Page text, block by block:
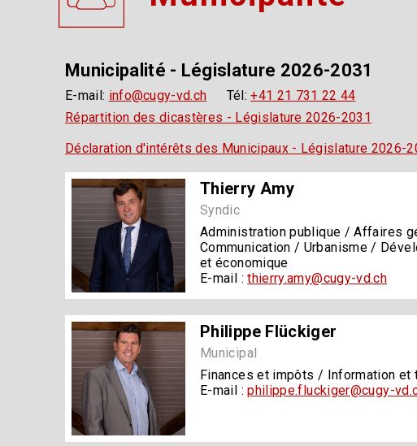
Municipalité - Législature 2026-2031
E-mail: info@cugy-vd.ch Tél:+41 21 731 22 44
Répartition des dicastères - Législature 2026-2031
Déclaration d'intérêts des Municipaux - Législature 2026-
Thierry Amy
Syndic
Administration publique / Affaires
Communication / Urbanisme /
et économique
E-mail :thierry.amy@cugy-vd.ch
Philippe Flückiger
Municipal
Finances et impôts / Information et
E-mail :philippe.fluckiger@cugy-